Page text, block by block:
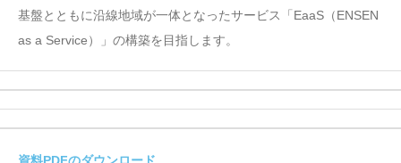
基盤とともに沿線地域が一体となったサービス「EaaS（ENSEN
as a Service）」の構築を目指します。